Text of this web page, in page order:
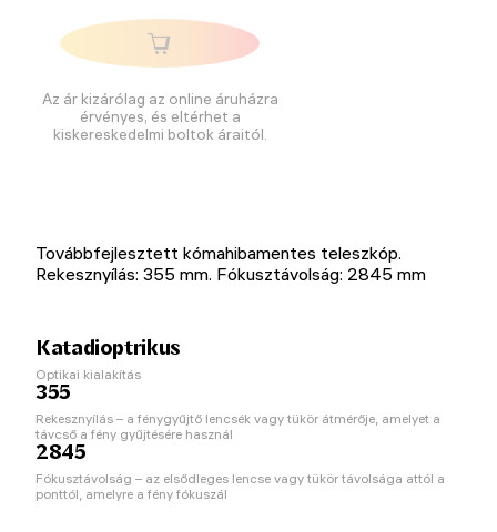
Az ár kizárólag az online áruházra
érvényes, és eltérhet a
kiskereskedelmi boltok áraitól.
Továbbfejlesztett kómahibamentes teleszkóp.
Rekesznyílás: 355 mm. Fókusztávolság: 2845 mm
Katadioptrikus
Optikai kialakítás
355
Rekesznyílás – a fénygyűjtő lencsék vagy tükör átmérője, amelyet a
távcső a fény gyűjtésére használ
2845
Fókusztávolság – az elsődleges lencse vagy tükör távolsága attól a
ponttól, amelyre a fény fókuszál